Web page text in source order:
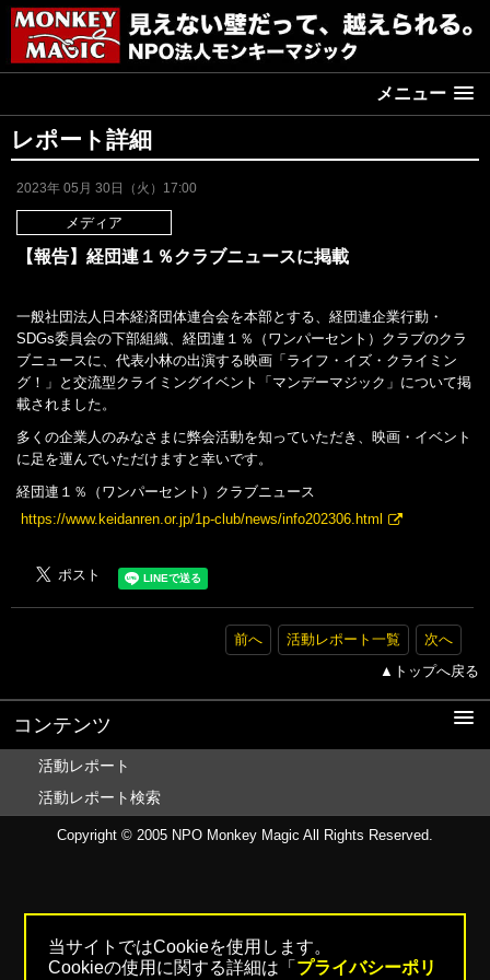
当サイトではCookieを使用します。
Cookieの使用に関する詳細は「 プライバシーポリ
メニュー
レポート詳細
2023年 05月 30日（火）17:00
メディア
【報告】経団連１％クラブニュースに掲載
一般社団法人日本経済団体連合会を本部とする、経団連企業行動・
SDGs委員会の下部組織、経団連１％（ワンパーセント）クラブのクラ
ブニュースに、代表小林の出演する映画「ライフ・イズ・クライミン
グ！」と交流型クライミングイベント「マンデーマジック」について掲
載されました。
多くの企業人のみなさまに弊会活動を知っていただき、映画・イベント
に足を運んでいただけますと幸いです。
経団連１％（ワンパーセント）クラブニュース
https://www.keidanren.or.jp/1p-club/news/info202306.html
前へ 活動レポート一覧
次へ
▲トップへ戻る
コンテンツ
活動レポート
活動レポート検索
Copyright © 2005 NPO Monkey Magic All Rights Reserved.